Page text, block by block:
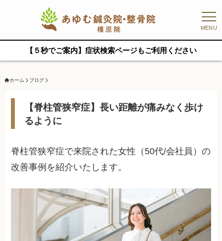
MENU
【５秒でご案内】症状検索ページもご利用ください
ホーム ブログ
【脊柱管狭窄症】長い距離が痛みなく歩け
るように
脊柱管狭窄症で来院された女性（50代/会社員）の
改善事例を紹介いたします。